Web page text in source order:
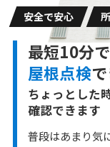
安全で安心
最短10分で
屋根点検
ちょっとした
確認できます
普段はあまり気